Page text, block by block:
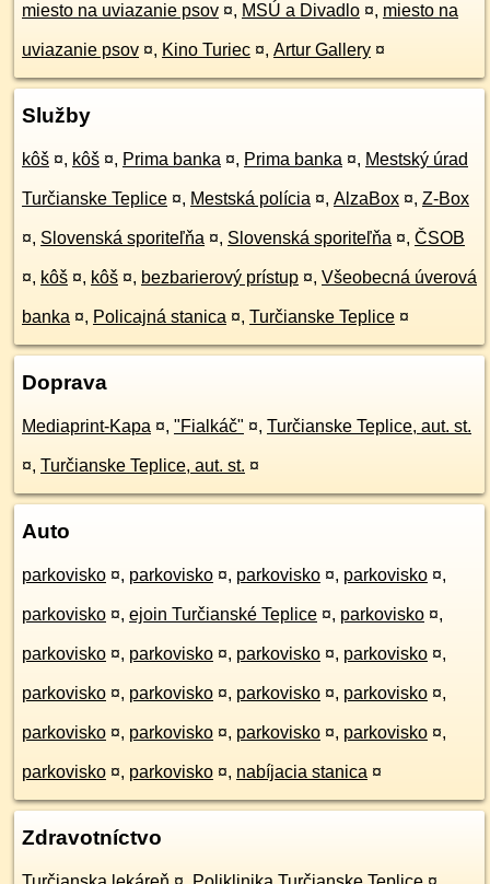
miesto na uviazanie psov ¤, MSÚ a Divadlo ¤, miesto na
uviazanie psov ¤, Kino Turiec ¤, Artur Gallery ¤
Služby
kôš ¤, kôš ¤, Prima banka ¤, Prima banka ¤, Mestský úrad
Turčianske Teplice ¤, Mestská polícia ¤, AlzaBox ¤, Z-Box
¤, Slovenská sporiteľňa ¤, Slovenská sporiteľňa ¤, ČSOB
¤, kôš ¤, kôš ¤, bezbarierový prístup ¤, Všeobecná úverová
banka ¤, Policajná stanica ¤, Turčianske Teplice ¤
Doprava
Mediaprint-Kapa ¤, "Fialkáč" ¤, Turčianske Teplice, aut. st.
¤, Turčianske Teplice, aut. st. ¤
Auto
parkovisko ¤, parkovisko ¤, parkovisko ¤, parkovisko ¤,
parkovisko ¤, ejoin Turčianské Teplice ¤, parkovisko ¤,
parkovisko ¤, parkovisko ¤, parkovisko ¤, parkovisko ¤,
parkovisko ¤, parkovisko ¤, parkovisko ¤, parkovisko ¤,
parkovisko ¤, parkovisko ¤, parkovisko ¤, parkovisko ¤,
parkovisko ¤, parkovisko ¤, nabíjacia stanica ¤
Zdravotníctvo